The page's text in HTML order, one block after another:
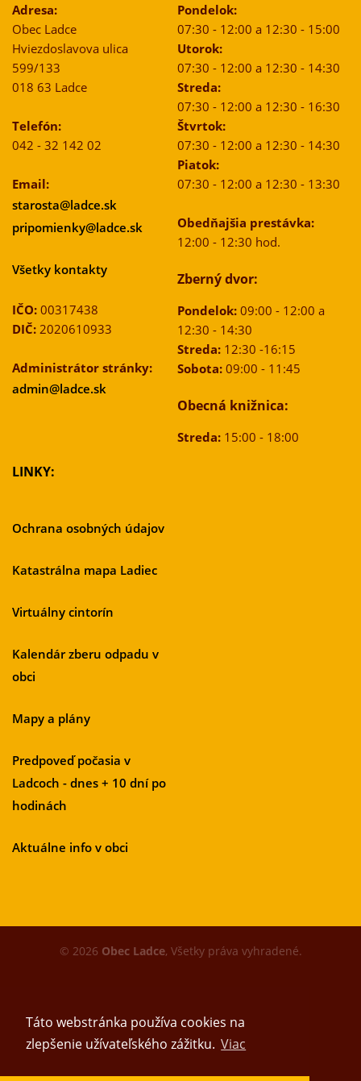
Táto webstránka používa cookies na
zlepšenie užívateľského zážitku. Viac
Adresa:
Obec Ladce
Hviezdoslavova ulica
599/133
018 63 Ladce
Telefón:
042 - 32 142 02
Email:
starosta@ladce.sk
pripomienky@ladce.sk
Všetky kontakty
IČO: 00317438
DIČ: 2020610933
Administrátor stránky:
admin@ladce.sk
Pondelok:
07:30 - 12:00 a 12:30 - 15:00
Utorok:
07:30 - 12:00 a 12:30 - 14:30
Streda:
07:30 - 12:00 a 12:30 - 16:30
Štvrtok:
07:30 - 12:00 a 12:30 - 14:30
Piatok:
07:30 - 12:00 a 12:30 - 13:30
Obedňajšia prestávka:
12:00 - 12:30 hod.
Zberný dvor:
Pondelok:09:00 - 12:00 a
12:30 - 14:30
Streda:12:30 -16:15
Sobota:09:00 - 11:45
Obecná knižnica:
Streda:15:00 - 18:00
LINKY:
Ochrana osobných údajov
Katastrálna mapa Ladiec
Virtuálny cintorín
Kalendár zberu odpadu v
obci
Mapy a plány
Predpoveď počasia v
Ladcoch - dnes + 10 dní po
hodinách
Aktuálne info v obci
© 2026 Obec Ladce, Všetky práva vyhradené.